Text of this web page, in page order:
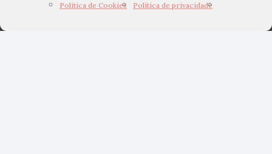
Política de Cookies Política de privacidade